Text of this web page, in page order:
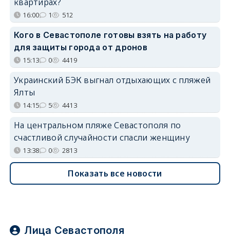
16:00 1 512
Кого в Севастополе готовы взять на работу
для защиты города от дронов
15:13 0 4419
Украинский БЭК выгнал отдыхающих с пляжей
Ялты
14:15 5 4413
На центральном пляже Севастополя по
счастливой случайности спасли женщину
13:38 0 2813
Показать все новости
Лица Севастополя